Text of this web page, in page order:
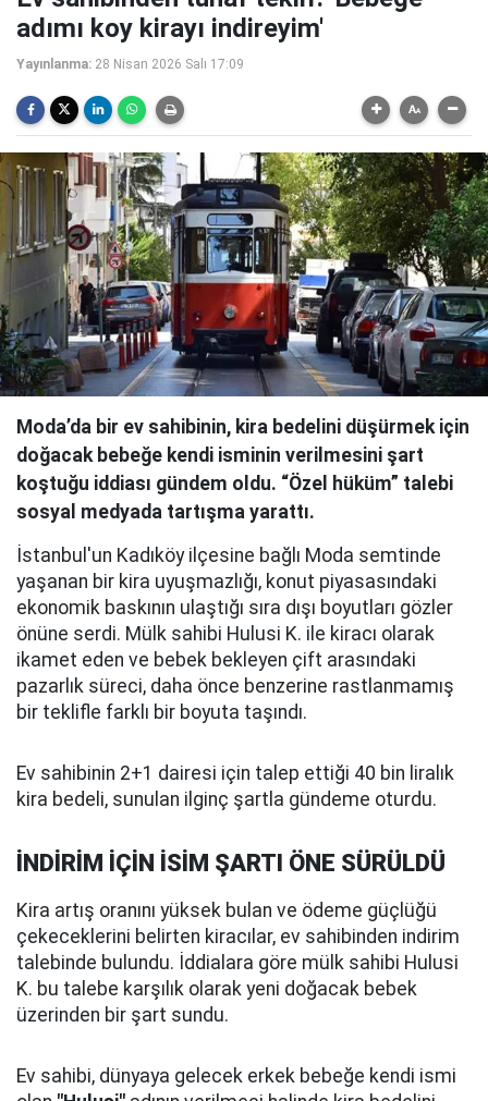
adımı koy kirayı indireyim'
Yayınlanma: 28 Nisan 2026 Salı 17:09
Moda’da bir ev sahibinin, kira bedelini düşürmek için
doğacak bebeğe kendi isminin verilmesini şart
koştuğu iddiası gündem oldu. “Özel hüküm” talebi
sosyal medyada tartışma yarattı.
İstanbul'un Kadıköy ilçesine bağlı Moda semtinde
yaşanan bir kira uyuşmazlığı, konut piyasasındaki
ekonomik baskının ulaştığı sıra dışı boyutları gözler
önüne serdi. Mülk sahibi Hulusi K. ile kiracı olarak
ikamet eden ve bebek bekleyen çift arasındaki
pazarlık süreci, daha önce benzerine rastlanmamış
bir teklifle farklı bir boyuta taşındı.
Ev sahibinin 2+1 dairesi için talep ettiği 40 bin liralık
kira bedeli, sunulan ilginç şartla gündeme oturdu.
İNDİRİM İÇİN İSİM ŞARTI ÖNE SÜRÜLDÜ
Kira artış oranını yüksek bulan ve ödeme güçlüğü
çekeceklerini belirten kiracılar, ev sahibinden indirim
talebinde bulundu. İddialara göre mülk sahibi Hulusi
K. bu talebe karşılık olarak yeni doğacak bebek
üzerinden bir şart sundu.
Ev sahibi, dünyaya gelecek erkek bebeğe kendi ismi